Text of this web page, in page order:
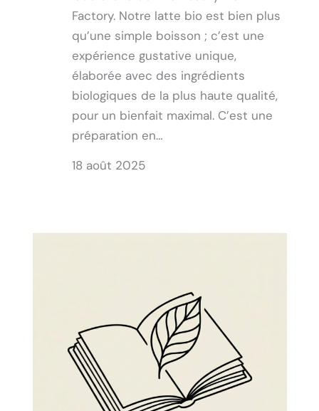
Factory. Notre latte bio est bien plus
qu’une simple boisson ; c’est une
expérience gustative unique,
élaborée avec des ingrédients
biologiques de la plus haute qualité,
pour un bienfait maximal. C’est une
préparation en…
18 août 2025